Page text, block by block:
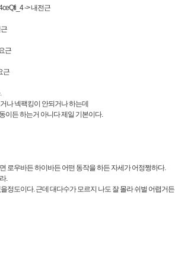
-> 내전근
근
근
나 넥팩킹이 안되거나 하는데
이든 하는거 아니다 제일 기본이다.
로우바든 하이바든 어떤 동작을 하든 자세가 어정쩡하다.
.
정도이다. 근데 대다수가 모르지 나도 잘 몰라 쉬벌 어렵거든